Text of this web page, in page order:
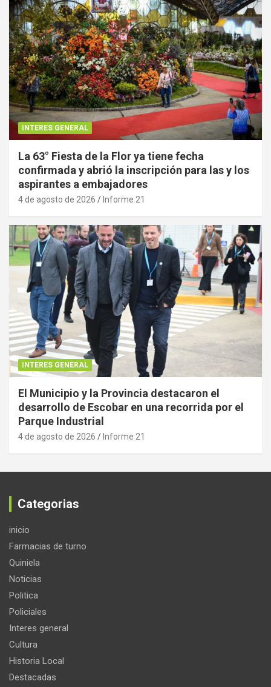
INTERES GENERAL
La 63° Fiesta de la Flor ya tiene fecha
confirmada y abrió la inscripción para las y los
aspirantes a embajadores
4 de agosto de 2026 Informe 21
INTERES GENERAL
El Municipio y la Provincia destacaron el
desarrollo de Escobar en una recorrida por el
Parque Industrial
4 de agosto de 2026 Informe 21
Categorias
inicio
Farmacias de turno
Quiniela
Noticias
Politica
Policiales
Interes general
Cultura
Historia Local
Destacadas